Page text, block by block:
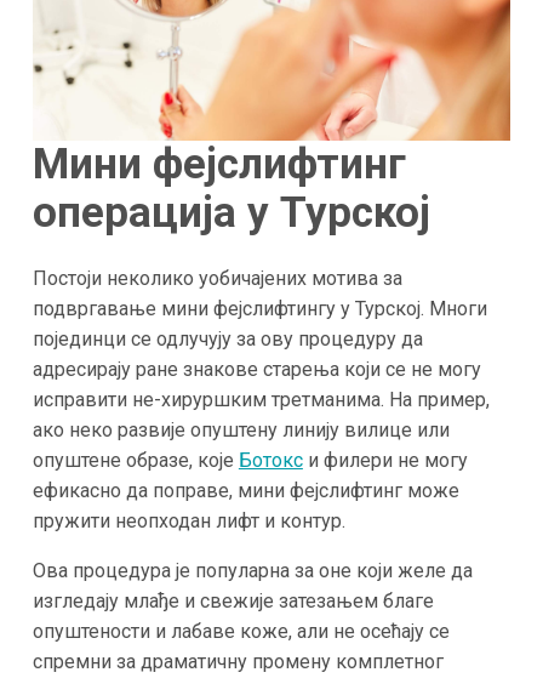
Мини фејслифтинг
операција у Турској
Постоји неколико уобичајених мотива за
подвргавање мини фејслифтингу у Турској. Многи
појединци се одлучују за ову процедуру да
адресирају ране знакове старења који се не могу
исправити не-хируршким третманима. На пример,
ако неко развије опуштену линију вилице или
опуштене образе, које Ботокси филери не могу
ефикасно да поправе, мини фејслифтинг може
пружити неопходан лифт и контур​.
Ова процедура је популарна за оне који желе да
изгледају млађе и свежије затезањем благе
опуштености и лабаве коже, али не осећају се
спремни за драматичну промену комплетног